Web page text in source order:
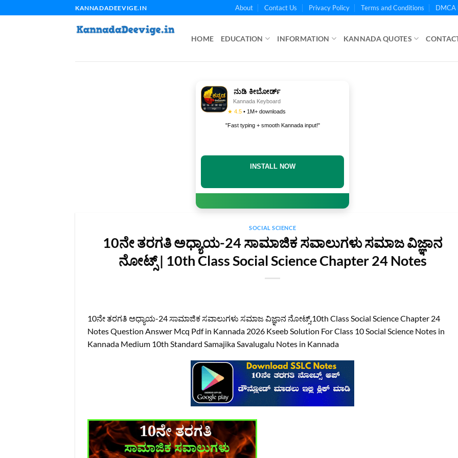
to
KANNADADEEVIGE.IN About Contact Us Privacy Policy Terms and Conditions DMCA
HOME EDUCATION INFORMATION KANNADA QUOTES
ನುಡಿ ಕೀಬೋರ್ಡ್
Kannada Keyboard
★ 4.5 • 1M+ downloads
"Fast typing + smooth Kannada input!"
INSTALL NOW
SOCIAL SCIENCE
10ನೇ ತರಗತಿ ಅಧ್ಯಾಯ-24 ಸಾಮಾಜಿಕ ಸವಾಲುಗಳು ಸಮಾಜ ವಿಜ್ಞಾನ
ನೋಟ್ಸ್‌ | 10th Class Social Science Chapter 24 Notes
10ನೇ ತರಗತಿ ಅಧ್ಯಾಯ-24 ಸಾಮಾಜಿಕ ಸವಾಲುಗಳು ಸಮಾಜ ವಿಜ್ಞಾನ ನೋಟ್ಸ್‌,10th Class Social Science Chapter 24
Notes Question Answer Mcq Pdf in Kannada 2026 Kseeb Solution For Class 10 Social Science Notes in
Kannada Medium 10th Standard Samajika Savalugalu Notes in Kannada